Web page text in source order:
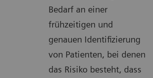
Bedarf an einer
frühzeitigen und
genauen Identifizierung
von Patienten, bei denen
das Risiko besteht, dass